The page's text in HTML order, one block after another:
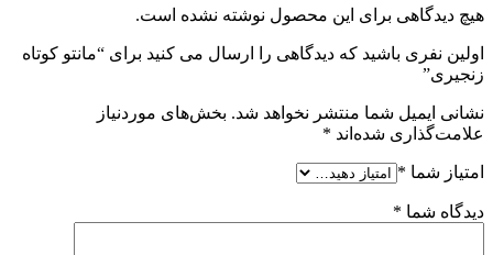
هیچ دیدگاهی برای این محصول نوشته نشده است.
اولین نفری باشید که دیدگاهی را ارسال می کنید برای “مانتو کوتاه
زنجیری”
نشانی ایمیل شما منتشر نخواهد شد. بخش‌های موردنیاز
علامت‌گذاری شده‌اند *
امتیاز شما *
دیدگاه شما *